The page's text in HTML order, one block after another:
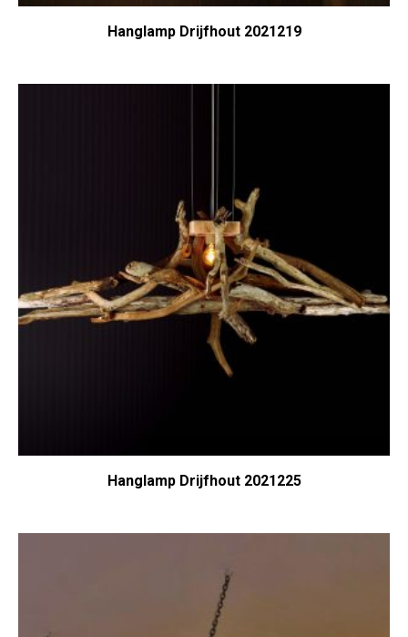
Hanglamp Drijfhout 2021219
Hanglamp Drijfhout 2021225